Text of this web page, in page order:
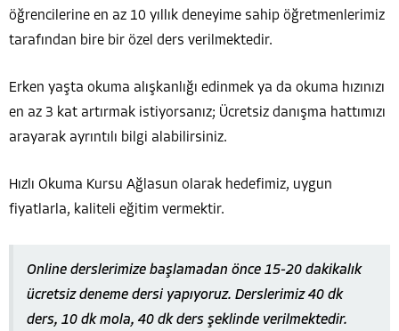
öğrencilerine en az 10 yıllık deneyime sahip öğretmenlerimiz
tarafından bire bir özel ders verilmektedir.
Erken yaşta okuma alışkanlığı edinmek ya da okuma hızınızı
en az 3 kat artırmak istiyorsanız; Ücretsiz danışma hattımızı
arayarak ayrıntılı bilgi alabilirsiniz.
Hızlı Okuma Kursu Ağlasun olarak hedefimiz, uygun
fiyatlarla, kaliteli eğitim vermektir.
Online derslerimize başlamadan önce 15-20 dakikalık
ücretsiz deneme dersi yapıyoruz. Derslerimiz 40 dk
ders, 10 dk mola, 40 dk ders şeklinde verilmektedir.